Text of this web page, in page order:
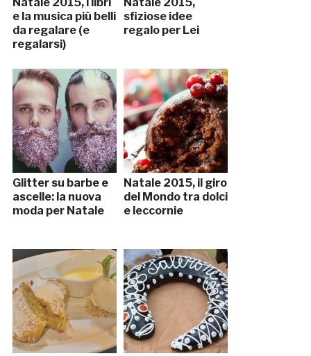
e la musica più belli
da regalare (e
regalarsi)
sfiziose idee
regalo per Lei
Glitter su barbe e
ascelle: la nuova
moda per Natale
Natale 2015, il giro
del Mondo tra dolci
e leccornie